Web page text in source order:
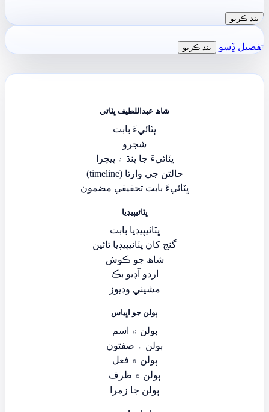
بند ڪريو
تفصيل ڏِسو بند ڪريو
شاھ عبداللطيف ڀٽائي
ڀٽائيءَ بابت
شجرو
ڀٽائيءَ جا پنڌ ۽ پيچرا
حالتن جي وارتا (timeline)
ڀٽائيءَ بابت تحقيقي مضمون
ڀٽائيپيڊيا
ڀٽائيپيڊيا بابت
گنج کان ڀٽائيپيڊيا تائين
شاھ جو ڪوش
اردو آڊيو بڪ
مشيني وڊيوز
ٻولن جو اڀياس
ٻولن ۾ اسم
ٻولن ۾ صفتون
ٻولن ۾ فعل
ٻولن ۾ ظرف
ٻولن جا زمرا